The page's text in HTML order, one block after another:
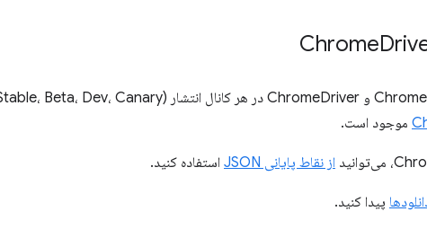
موجود است.
از نقاط پایانی JSON استفاده کنید.
پیدا کنید.